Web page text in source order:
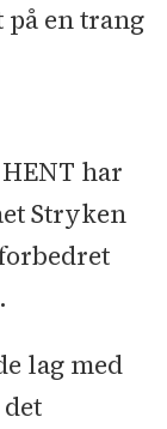
&
en trang
har
Stryken
lag med